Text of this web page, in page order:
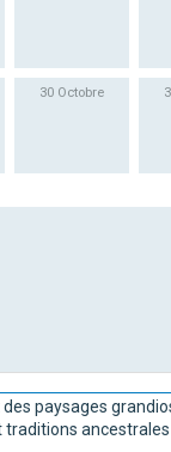
30 Octobre
paysages